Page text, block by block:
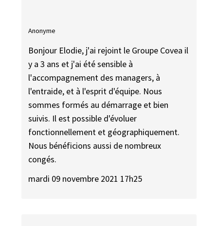
Anonyme
Bonjour Elodie, j'ai rejoint le Groupe Covea il
y a 3 ans et j'ai été sensible à
l'accompagnement des managers, à
l'entraide, et à l'esprit d'équipe. Nous
sommes formés au démarrage et bien
suivis. Il est possible d'évoluer
fonctionnellement et géographiquement.
Nous bénéficions aussi de nombreux
congés.
mardi 09 novembre 2021 17h25